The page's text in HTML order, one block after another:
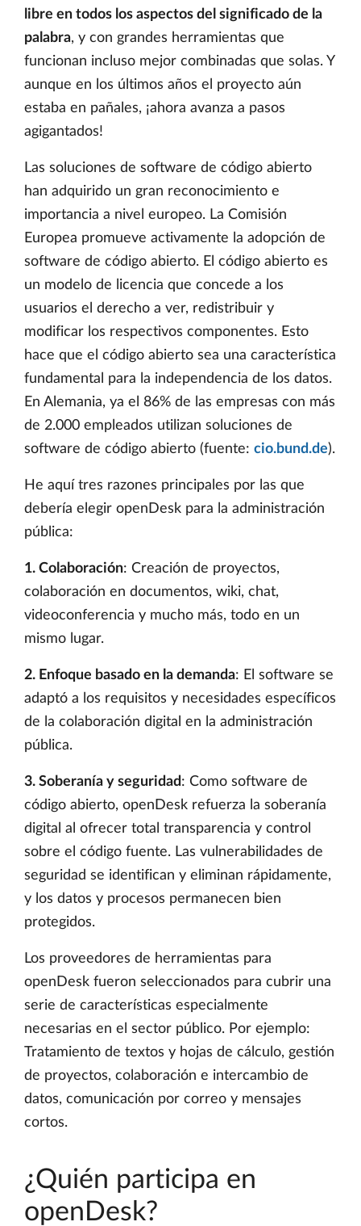
libre en todos los aspectos del significado de la
palabra, y con grandes herramientas que
funcionan incluso mejor combinadas que solas. Y
aunque en los últimos años el proyecto aún
estaba en pañales, ¡ahora avanza a pasos
agigantados!
Las soluciones de software de código abierto
han adquirido un gran reconocimiento e
importancia a nivel europeo. La Comisión
Europea promueve activamente la adopción de
software de código abierto. El código abierto es
un modelo de licencia que concede a los
usuarios el derecho a ver, redistribuir y
modificar los respectivos componentes. Esto
hace que el código abierto sea una característica
fundamental para la independencia de los datos.
En Alemania, ya el 86% de las empresas con más
de 2.000 empleados utilizan soluciones de
software de código abierto (fuente: cio.bund.de).
He aquí tres razones principales por las que
debería elegir openDesk para la administración
pública:
1. Colaboración: Creación de proyectos,
colaboración en documentos, wiki, chat,
videoconferencia y mucho más, todo en un
mismo lugar.
2. Enfoque basado en la demanda: El software se
adaptó a los requisitos y necesidades específicos
de la colaboración digital en la administración
pública.
3. Soberanía y seguridad: Como software de
código abierto, openDesk refuerza la soberanía
digital al ofrecer total transparencia y control
sobre el código fuente. Las vulnerabilidades de
seguridad se identifican y eliminan rápidamente,
y los datos y procesos permanecen bien
protegidos.
Los proveedores de herramientas para
openDesk fueron seleccionados para cubrir una
serie de características especialmente
necesarias en el sector público. Por ejemplo:
Tratamiento de textos y hojas de cálculo, gestión
de proyectos, colaboración e intercambio de
datos, comunicación por correo y mensajes
cortos.
¿Quién participa en
openDesk?